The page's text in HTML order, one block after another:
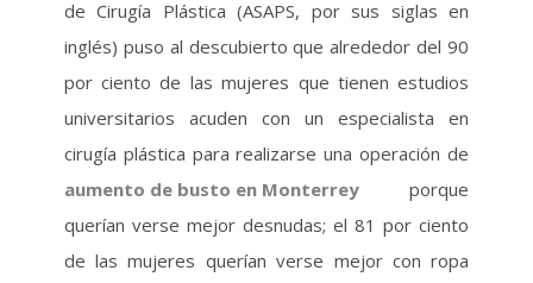
de Cirugía Plástica (ASAPS, por sus siglas en
inglés) puso al descubierto que alrededor del 90
por ciento de las mujeres que tienen estudios
universitarios acuden con un especialista en
cirugía plástica para realizarse una operación de
aumento de busto en Monterreyporque
querían verse mejor desnudas; el 81 por ciento
de las mujeres querían verse mejor con ropa